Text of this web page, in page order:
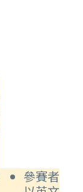
參賽者